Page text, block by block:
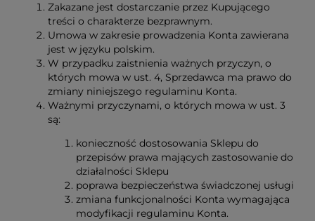
Zakazane jest dostarczanie przez Kupującego
treści o charakterze bezprawnym.
Umowa w zakresie prowadzenia Konta zawierana
jest w języku polskim.
W przypadku zaistnienia ważnych przyczyn, o
których mowa w ust. 4, Sprzedawca ma prawo do
zmiany niniejszego regulaminu Konta.
Ważnymi przyczynami, o których mowa w ust. 3
są:
konieczność dostosowania Sklepu do
przepisów prawa mających zastosowanie do
działalności Sklepu
poprawa bezpieczeństwa świadczonej usługi
zmiana funkcjonalności Konta wymagająca
modyfikacji regulaminu Konta.